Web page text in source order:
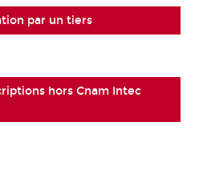
par un tiers
hors Cnam Intec